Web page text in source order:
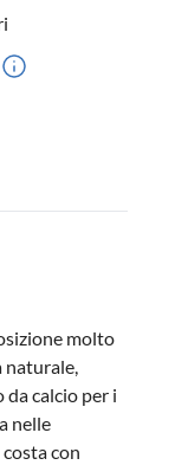
molto
naturale,
da calcio per i
nelle
con